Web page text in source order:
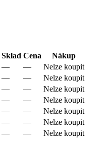
Sklad Cena
Nákup
— —
Nelze koupit
— —
Nelze koupit
— —
Nelze koupit
— —
Nelze koupit
— —
Nelze koupit
— —
Nelze koupit
— — Nelze koupit